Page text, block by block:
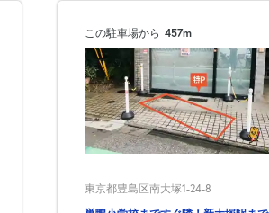
この駐車場から 457m
東京都豊島区南大塚1-24-8